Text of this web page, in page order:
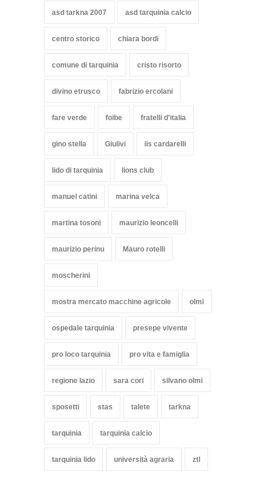
asd tarkna 2007 asd tarquinia calcio
centro storico chiara bordi
comune di tarquinia cristo risorto
divino etrusco fabrizio ercolani
fare verde foibe fratelli d'italia
gino stella Giulivi iis cardarelli
lido di tarquinia lions club
manuel catini marina velca
martina tosoni maurizio leoncelli
maurizio perinu Mauro rotelli
moscherini
mostra mercato macchine agricole olmi
ospedale tarquinia presepe vivente
pro loco tarquinia pro vita e famiglia
regione lazio sara cori silvano olmi
sposetti stas talete tarkna
tarquinia tarquinia calcio
tarquinia lido università agraria ztl